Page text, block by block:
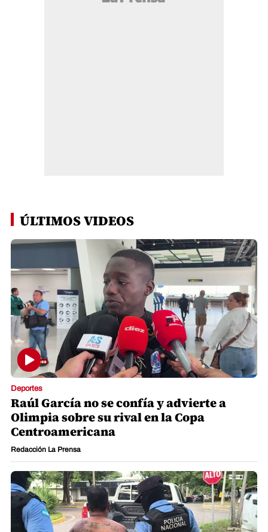
ÚLTIMOS VIDEOS
Deportes
Raúl García no se confía y advierte a
Olimpia sobre su rival en la Copa
Centroamericana
Redacción La Prensa